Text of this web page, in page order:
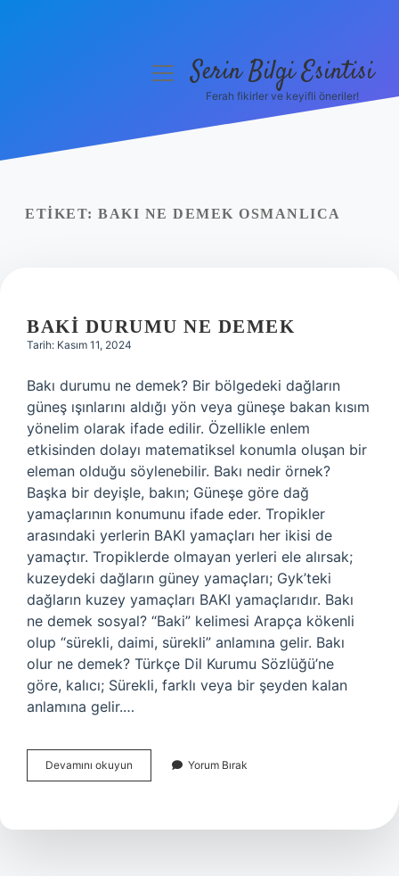
Yasal Uyarı
menüyüSerin Bilgi Esintisi
Ferah fikirler ve keyifli öneriler!
ETIKET: BAKI NE DEMEK OSMANLICA
BAKI DURUMU NE DEMEK
Tarih: Kasım 11, 2024
Bakı durumu ne demek? Bir bölgedeki dağların
güneş ışınlarını aldığı yön veya güneşe bakan kısım
yönelim olarak ifade edilir. Özellikle enlem
etkisinden dolayı matematiksel konumla oluşan bir
eleman olduğu söylenebilir. Bakı nedir örnek?
Başka bir deyişle, bakın; Güneşe göre dağ
yamaçlarının konumunu ifade eder. Tropikler
arasındaki yerlerin BAKI yamaçları her ikisi de
yamaçtır. Tropiklerde olmayan yerleri ele alırsak;
kuzeydeki dağların güney yamaçları; Gyk’teki
dağların kuzey yamaçları BAKI yamaçlarıdır. Bakı
ne demek sosyal? “Baki” kelimesi Arapça kökenli
olup “sürekli, daimi, sürekli” anlamına gelir. Bakı
olur ne demek? Türkçe Dil Kurumu Sözlüğü’ne
göre, kalıcı; Sürekli, farklı veya bir şeyden kalan
anlamına gelir.…
Devamını okuyun
Durumu
Yorum Bırak